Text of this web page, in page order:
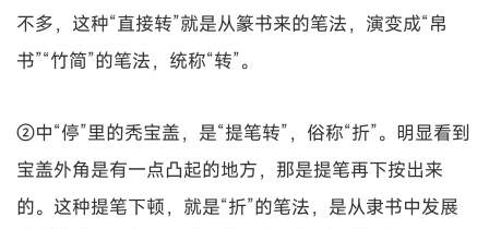
不多，这种“直接转”就是从篆书来的笔法，演变成“帛
书”“竹简”的笔法，统称“转”。
②中“停”里的秃宝盖，是“提笔转”，俗称“折”。明显看到
宝盖外角是有一点凸起的地方，那是提笔再下按出来
的。这种提笔下顿，就是“折”的笔法，是从隶书中发展